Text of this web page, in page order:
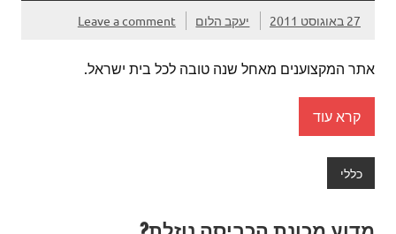
27 באוגוסט 2011 יעקב הלום Leave a comment
אתר המקצוענים מאחל שנה טובה לכל בית ישראל.
קרא עוד
כללי